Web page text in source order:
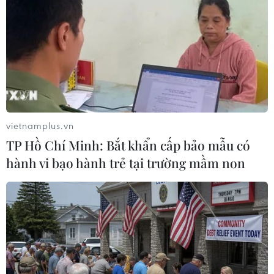
Theo dõi VietnamPlus
TIN LIÊN QUAN
vietnamplus.vn
TP Hồ Chí Minh: Bắt khẩn cấp bảo mẫu có
hành vi bạo hành trẻ tại trường mầm non